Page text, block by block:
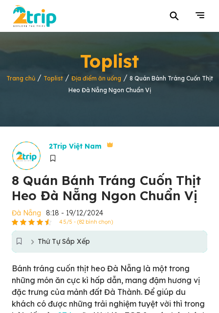
⚲
Toplist
Trang chủ/ Toplist/ Địa điểm ăn uống / 8 Quán Bánh Tráng Cuốn Thịt
Heo Đà Nẵng Ngon Chuẩn Vị
2Trip Việt Nam
8 Quán Bánh Tráng Cuốn Thịt
Heo Đà Nẵng Ngon Chuẩn Vị
Đà Nẵng 8:18 - 19/12/2024
4.5/5 - (82 bình chọn)
Thứ Tự Sắp Xếp
Bánh tráng cuốn thịt heo Đà Nẵng là một trong
những món ăn cực kì hấp dẫn, mang đậm hương vị
đặc trưng của mảnh đất Đà Thành. Để giúp du
khách có được những trải nghiệm tuyệt vời thì trong